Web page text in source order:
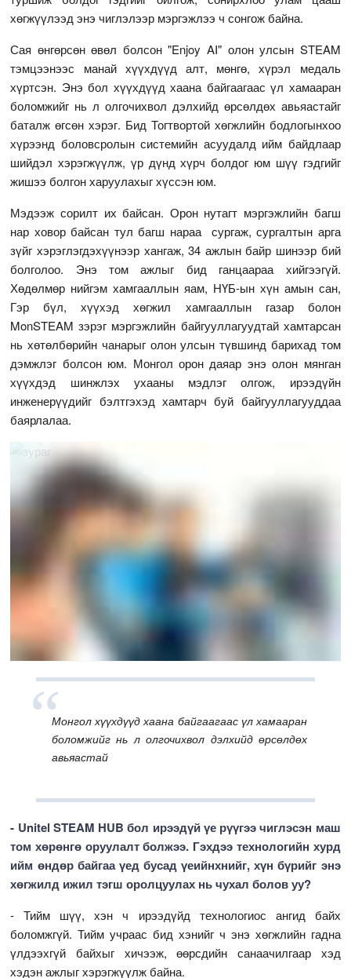
хөгжүүлээд энэ чиглэлээр мэргэжлээ ч сонгож байна.
Сая өнгөрсөн өвөл болсон "Enjoy AI" олон улсын STEAM
тэмцээнээс манай хүүхдүүд алт, мөнгө, хүрэл медаль
хүртсэн. Энэ бол хүүхдүүд хаана байгаагаас үл хамааран
боломжийг нь л олгочихвол дэлхийд өрсөлдөх авьяастайг
баталж өгсөн хэрэг. Бид Тогтвортой хөгжлийн бодлогынхоо
хүрээнд боловсролын системийн асуудалд ийм байдлаар
шийдэл хэрэгжүүлж, үр дүнд хүрч болдог юм шүү гэдгийг
жишээ болгон харуулахыг хүссэн юм.
Мэдээж сорилт их байсан. Орон нутагт мэргэжлийн багш
нар ховор байсан тул багш нараа сургаж, сургалтын арга
зүйг хэрэглэгдэхүүнээр хангаж, 34 ажлын байр шинээр бий
болголоо. Энэ том ажлыг бид ганцаараа хийгээгүй.
Хөдөлмөр нийгэм хамгааллын яам, НҮБ-ын хүн амын сан,
Гэр бүл, хүүхэд хөгжил хамгааллын газар болон
MonSTEAM зэрэг мэргэжлийн байгууллагуудтай хамтарсан
нь хөтөлбөрийн чанарыг олон улсын түвшинд барихад том
дэмжлэг болсон юм. Монгол орон даяар энэ олон мянган
хүүхдэд шинжлэх ухааны мэдлэг олгож, ирээдүйн
инженерүүдийг бэлтгэхэд хамтарч буй байгууллагууддаа
баярлалаа.
Монгол хүүхдүүд хаана байгаагаас үл хамааран
боломжийг нь л олгочихвол дэлхийд өрсөлдөх
авьяастай
- Unitel STEAM HUB бол ирээдүй үе рүүгээ чиглэсэн маш
том хөрөнгө оруулалт болжээ. Гэхдээ технологийн хурд
ийм өндөр байгаа үед бусад үеийнхнийг, хүн бүрийг энэ
хөгжилд ижил тэгш оролцуулах нь чухал болов уу?
- Тийм шүү, хэн ч ирээдүйд технологиос ангид байх
боломжгүй. Тийм учраас бид хэнийг ч энэ хөгжлийн гадна
үлдээхгүй байхыг хичээж, өөрсдийн санаачилгаар хэд
хэдэн ажлыг хэрэгжүүлж байна.